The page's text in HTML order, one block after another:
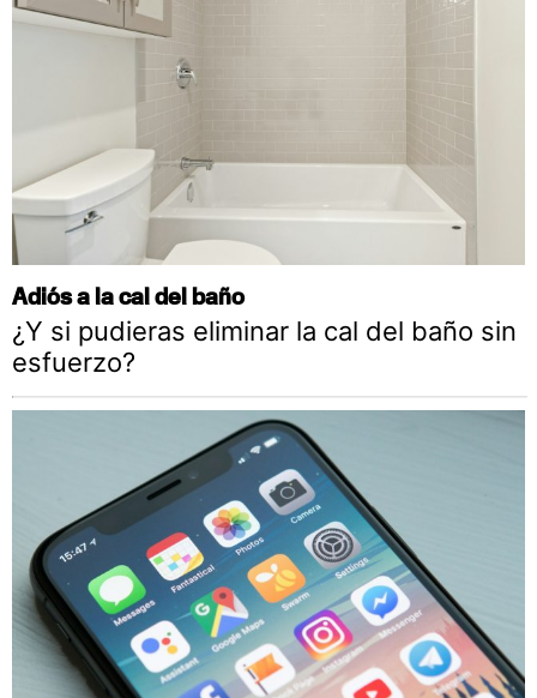
Adiós a la cal del baño
¿Y si pudieras eliminar la cal del baño sin
esfuerzo?